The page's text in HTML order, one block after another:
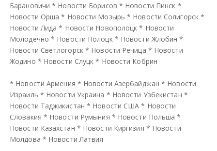
Барановичи * Новости Борисов * Новости Пинск *
Новости Орша * Новости Мозырь * Новости Солигорск *
Новости Лида * Новости Новополоцк * Новости
Молодечно * Новости Полоцк * Новости Жлобин *
Новости Светлогорск * Новости Речица * Новости
Жодино * Новости Слуцк * Новости Кобрин
* Новости Армения * Новости Азербайджан * Новости
Израиль * Новости Украина * Новости Узбекистан *
Новости Таджикистан * Новости США * Новости
Словакия * Новости Румыния * Новости Польша *
Новости Казахстан * Новости Киргизия * Новости
Молдова * Новости Латвия